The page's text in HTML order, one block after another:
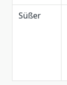
Süßer